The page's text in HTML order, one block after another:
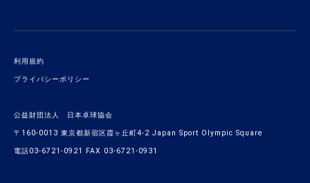
利用規約
プライバシーポリシー
公益財団法人 日本卓球協会
〒160-0013 東京都新宿区霞ヶ丘町4-2 Japan Sport Olympic Square
電話03-6721-0921 FAX 03-6721-0931